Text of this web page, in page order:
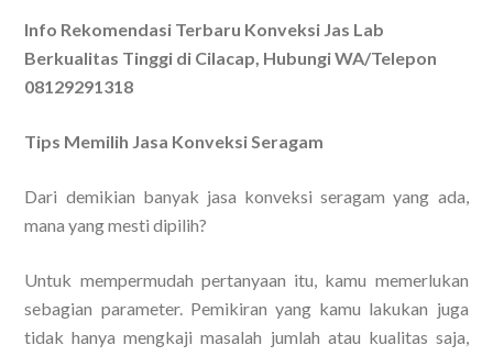
Info Rekomendasi Terbaru Konveksi Jas Lab
Berkualitas Tinggi di Cilacap, Hubungi WA/Telepon
08129291318
Tips Memilih Jasa Konveksi Seragam
Dari demikian banyak jasa konveksi seragam yang ada,
mana yang mesti dipilih?
Untuk mempermudah pertanyaan itu, kamu memerlukan
sebagian parameter. Pemikiran yang kamu lakukan juga
tidak hanya mengkaji masalah jumlah atau kualitas saja,